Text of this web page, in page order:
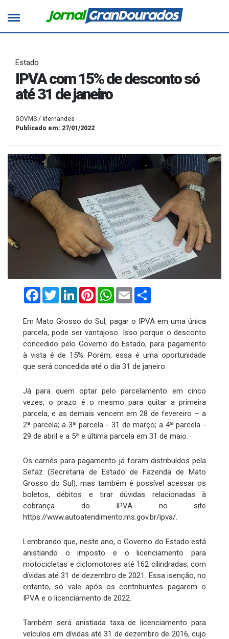
Estado
IPVA com 15% de desconto só
até 31 de janeiro
GOVMS / kfernandes
Publicado em: 27/01/2022
FacebookTwitterLinkedInPinterestWhatsApp
Email
Em Mato Grosso do Sul, pagar o IPVA em uma única
parcela, pode ser vantajoso. Isso porque o desconto
concedido pelo Governo do Estado, para pagamento
à vista é de 15%. Porém, essa é uma oportunidade
que será concedida até o dia 31 de janeiro.
Já para quem optar pelo parcelamento em cinco
vezes, o prazo é o mesmo para quitar a primeira
parcela, e as demais vencem em 28 de fevereiro – a
2ª parcela; a 3ª parcela - 31 de março; a 4ª parcela -
29 de abril e a 5ª e última parcela em 31 de maio.
Os carnês para pagamento já foram distribuídos pela
Sefaz (Secretaria de Estado de Fazenda de Mato
Grosso do Sul), mas também é possível acessar os
boletos, débitos e tirar dúvidas relacionadas à
cobrança do IPVA no site
https://www.autoatendimento.ms.gov.br/ipva/.
Lembrando que, neste ano, o Governo do Estado está
anistiando o imposto e o licenciamento para
motocicletas e ciclomotores até 162 cilindradas, com
dívidas até 31 de dezembro de 2021. Essa isenção, no
entanto, só vale após os contribuintes pagarem o
IPVA e o licenciamento de 2022.
Também será anistiada taxa de licenciamento para
veículos em dívidas até 31 de dezembro de 2016, cujo